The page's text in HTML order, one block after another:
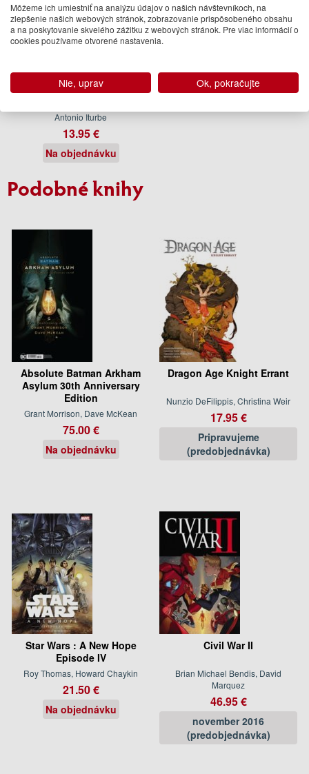
The Librarian of Auschwitz
Antonio Iturbe
13.95 €
Na objednávku
Podobné knihy
Absolute Batman Arkham
Asylum 30th Anniversary
Edition
Grant Morrison, Dave McKean
75.00 €
Na objednávku
Dragon Age Knight Errant
Nunzio DeFilippis, Christina Weir
17.95 €
Pripravujeme
(predobjednávka)
Star Wars : A New Hope
Episode IV
Roy Thomas, Howard Chaykin
21.50 €
Na objednávku
Civil War II
Brian Michael Bendis, David
Marquez
46.95 €
november 2016
(predobjednávka)
Môžeme ich umiestniť na analýzu údajov o našich návštevníkoch, na
zlepšenie našich webových stránok, zobrazovanie prispôsobeného obsahu
a na poskytovanie skvelého zážitku z webových stránok. Pre viac informácií o
cookies používame otvorené nastavenia.
Nie, uprav Ok, pokračujte